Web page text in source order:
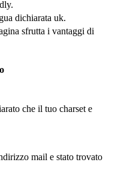
dichiarata uk.
sfrutta i vantaggi di
che il tuo charset e
mail e stato trovato